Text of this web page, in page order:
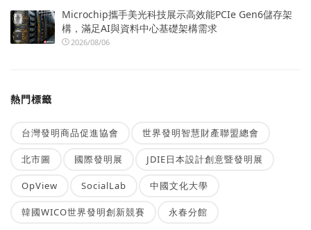
Microchip攜手美光科技展示高效能PCIe Gen6儲存架
構，滿足AI與資料中心基礎架構需求
2026/08/06
熱門標籤
台灣發明商品促進協會 世界發明智慧財產聯盟總會
北市圖 國際發明展 JDIE日本設計創意暨發明展
OpView SocialLab 中國文化大學
韓國WICO世界發明創新競賽 永春分館